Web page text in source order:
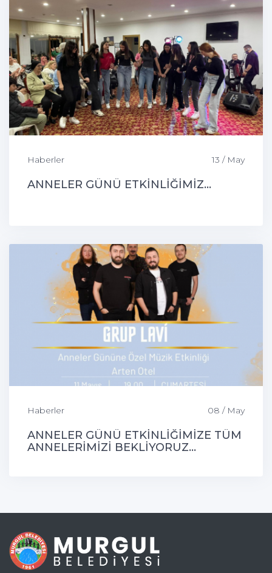
Haberler 13 / May
ANNELER GÜNÜ ETKİNLİĞİMİZ...
Haberler 08 / May
ANNELER GÜNÜ ETKİNLİĞİMİZE TÜM
ANNELERİMİZİ BEKLİYORUZ...